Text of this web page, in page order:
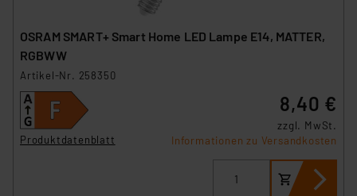
OSRAM SMART+ Smart Home LED Lampe E14, MATTER,
RGBWW
Artikel-Nr. 258350
Produktdatenblatt
8,40 €
zzgl. MwSt.
Informationen zu Versandkosten